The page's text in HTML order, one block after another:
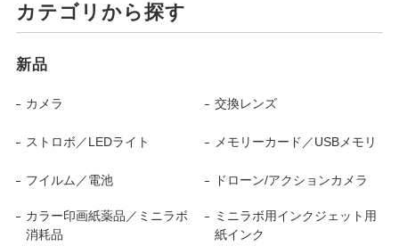
カテゴリから探す
新品
カメラ 交換レンズ
ストロボ／LEDライト メモリーカード／USBメモリ
フイルム／電池 ドローン/アクションカメラ
カラー印画紙薬品／ミニラボ
消耗品
ミニラボ用インクジェット用
紙インク